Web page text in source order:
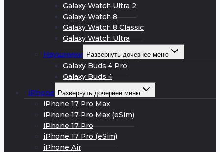
Galaxy Watch Ultra 2
Galaxy Watch 8
Galaxy Watch 8 Classic
Galaxy Watch Ultra
Наушники Развернуть дочернее меню
Galaxy Buds 4 Pro
Galaxy Buds 4
iPhone Развернуть дочернее меню
iPhone 17 Pro Max
iPhone 17 Pro Max (eSim)
iPhone 17 Pro
iPhone 17 Pro (eSim)
iPhone Air